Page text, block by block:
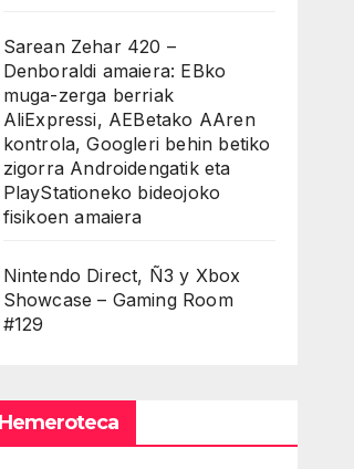
Sarean Zehar 420 –
Denboraldi amaiera: EBko
muga-zerga berriak
AliExpressi, AEBetako AAren
kontrola, Googleri behin betiko
zigorra Androidengatik eta
PlayStationeko bideojoko
fisikoen amaiera
Nintendo Direct, Ñ3 y Xbox
Showcase – Gaming Room
#129
Hemeroteca